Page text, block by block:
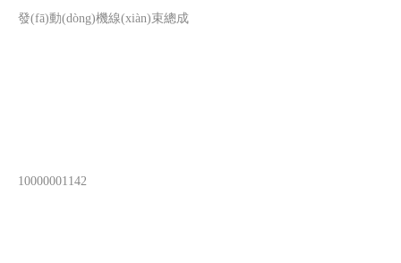
發(fā)動(dòng)機線(xiàn)束總成
10000001142